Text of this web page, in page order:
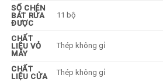
SỐ CHÉN
BÁT RỬA
ĐƯỢC
11 bộ
CHẤT
LIỆU VỎ
MÁY
Thép không gỉ
CHẤT
LIỆU CỬA
Thép không gỉ